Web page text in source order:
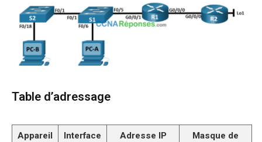
Table d’adressage
Appareil Interface Adresse IP
Masque de